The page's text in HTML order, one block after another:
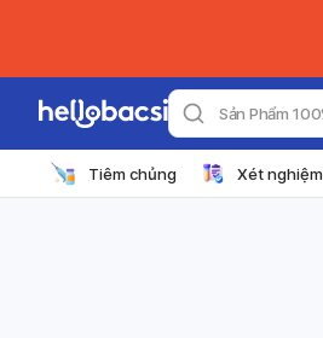
Sản Phẩm
Tiêm chủng Xét nghiệm